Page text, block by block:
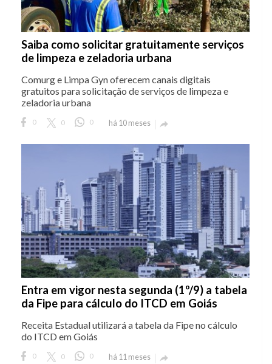
Saiba como solicitar gratuitamente serviços
de limpeza e zeladoria urbana
Comurg e Limpa Gyn oferecem canais digitais
gratuitos para solicitação de serviços de limpeza e
zeladoria urbana
0 0 0 há 10 meses 
Entra em vigor nesta segunda (1º/9) a tabela
da Fipe para cálculo do ITCD em Goiás
Receita Estadual utilizará a tabela da Fipe no cálculo
do ITCD em Goiás
0 0 0 há 11 meses 